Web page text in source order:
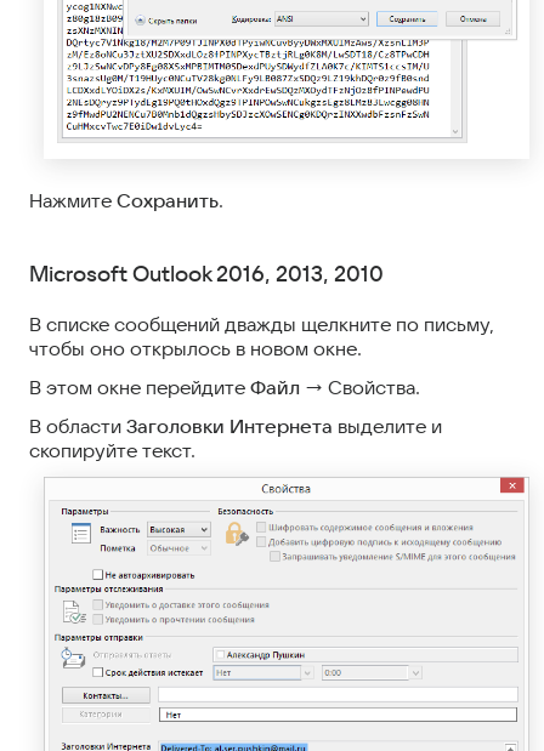
Нажмите Сохранить.
Microsoft Outlook 2016, 2013, 2010
В списке сообщений дважды щелкните по письму,
чтобы оно открылось в новом окне.
В этом окне перейдите Файл → Свойства.
В области Заголовки Интернета выделите и
скопируйте текст.